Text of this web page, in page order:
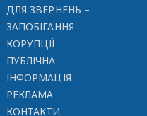
ДЛЯ ЗВЕРНЕНЬ –
ЗАПОБІГАННЯ
КОРУПЦІЇ
ПУБЛІЧНА
ІНФОРМАЦІЯ
РЕКЛАМА
КОНТАКТИ